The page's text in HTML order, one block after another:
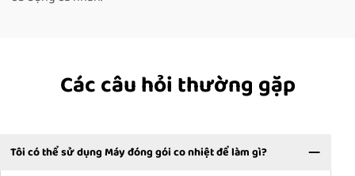
Các câu hỏi thường gặp
Tôi có thể sử dụng Máy đóng gói co nhiệt để làm gì?